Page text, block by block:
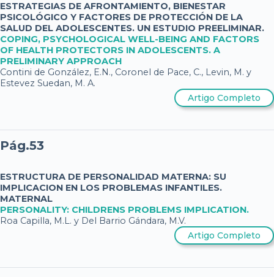
ESTRATEGIAS DE AFRONTAMIENTO, BIENESTAR
PSICOLÓGICO Y FACTORES DE PROTECCIÓN DE LA
SALUD DEL ADOLESCENTES. UN ESTUDIO PREELIMINAR.
COPING, PSYCHOLOGICAL WELL-BEING AND FACTORS
OF HEALTH PROTECTORS IN ADOLESCENTS. A
PRELIMINARY APPROACH
Contini de González, E.N., Coronel de Pace, C., Levin, M. y
Estevez Suedan, M. A.
Artigo Completo
Pág.53
ESTRUCTURA DE PERSONALIDAD MATERNA: SU
IMPLICACION EN LOS PROBLEMAS INFANTILES.
MATERNAL
PERSONALITY: CHILDRENS PROBLEMS IMPLICATION.
Roa Capilla, M.L. y Del Barrio Gándara, M.V.
Artigo Completo